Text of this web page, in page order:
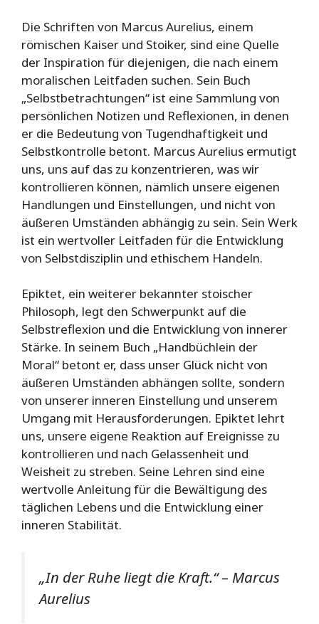
Die Schriften von Marcus Aurelius, einem
römischen Kaiser und Stoiker, sind eine Quelle
der Inspiration für diejenigen, die nach einem
moralischen Leitfaden suchen. Sein Buch
„Selbstbetrachtungen“ ist eine Sammlung von
persönlichen Notizen und Reflexionen, in denen
er die Bedeutung von Tugendhaftigkeit und
Selbstkontrolle betont. Marcus Aurelius ermutigt
uns, uns auf das zu konzentrieren, was wir
kontrollieren können, nämlich unsere eigenen
Handlungen und Einstellungen, und nicht von
äußeren Umständen abhängig zu sein. Sein Werk
ist ein wertvoller Leitfaden für die Entwicklung
von Selbstdisziplin und ethischem Handeln.
Epiktet, ein weiterer bekannter stoischer
Philosoph, legt den Schwerpunkt auf die
Selbstreflexion und die Entwicklung von innerer
Stärke. In seinem Buch „Handbüchlein der
Moral“ betont er, dass unser Glück nicht von
äußeren Umständen abhängen sollte, sondern
von unserer inneren Einstellung und unserem
Umgang mit Herausforderungen. Epiktet lehrt
uns, unsere eigene Reaktion auf Ereignisse zu
kontrollieren und nach Gelassenheit und
Weisheit zu streben. Seine Lehren sind eine
wertvolle Anleitung für die Bewältigung des
täglichen Lebens und die Entwicklung einer
inneren Stabilität.
„In der Ruhe liegt die Kraft.“ – Marcus
Aurelius